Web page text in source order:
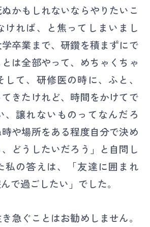
かもしれないならやりたいこ
ければ、と焦ってしまいまし
卒業まで、研鑽を積まずにで
は全部やって、めちゃくちゃ
て、研修医の時に、ふと、
てきたけれど、時間をかけてで
、譲れないものってなんだろ
や場所をある程度自分で決め
どうしたいだろう」と自問し
私の答えは、「友達に囲まれ
で過ごしたい」でした。
急ぐことはお勧めしません。